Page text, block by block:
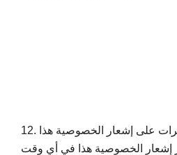
على إشعار الخصوصية هذا
إشعار الخصوصية هذا في أي وقت